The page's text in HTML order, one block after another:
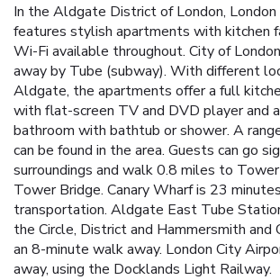
In the Aldgate District of London,
features stylish apartments with kitchen
Wi-Fi available throughout. City of
away by Tube (subway). With different
Aldgate, the apartments offer a full
with flat-screen TV and DVD player and
bathroom with bathtub or shower. A
can be found in the area. Guests can go
surroundings and walk 0.8 miles to
Tower Bridge. Canary Wharf is 23
transportation. Aldgate East Tube
the Circle, District and Hammersmith and
an 8-minute walk away. London City
away, using the Docklands Light Railway.